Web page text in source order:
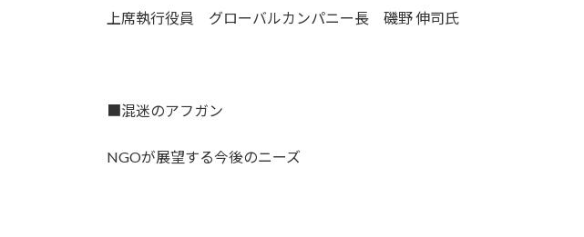
上席執行役員 グローバルカンパニー長 磯野 伸司氏
■混迷のアフガン
NGOが展望する今後のニーズ